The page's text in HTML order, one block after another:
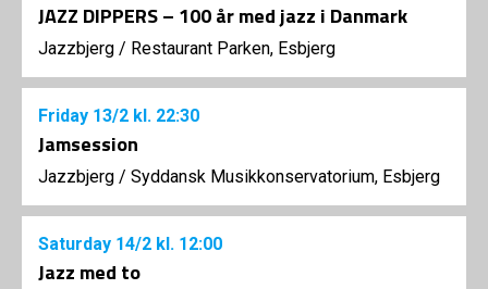
JAZZ DIPPERS – 100 år med jazz i Danmark
Jazzbjerg / Restaurant Parken, Esbjerg
Friday 13/2 kl. 22:30
Jamsession
Jazzbjerg / Syddansk Musikkonservatorium, Esbjerg
Saturday 14/2 kl. 12:00
Jazz med to